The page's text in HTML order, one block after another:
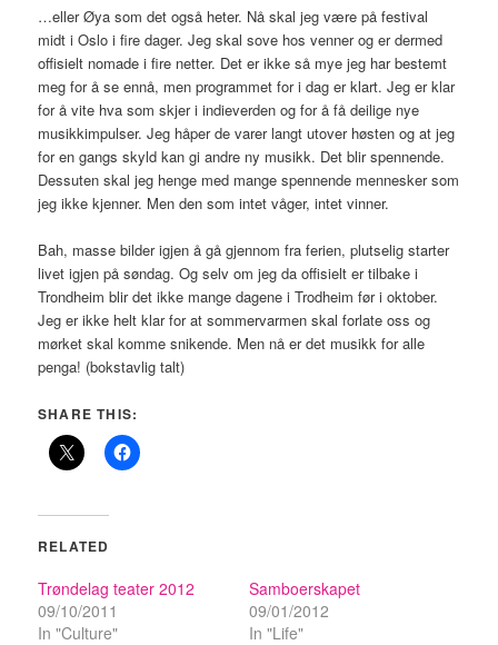
…eller Øya som det også heter. Nå skal jeg være på festival
midt i Oslo i fire dager. Jeg skal sove hos venner og er dermed
offisielt nomade i fire netter. Det er ikke så mye jeg har bestemt
meg for å se ennå, men programmet for i dag er klart. Jeg er klar
for å vite hva som skjer i indieverden og for å få deilige nye
musikkimpulser. Jeg håper de varer langt utover høsten og at jeg
for en gangs skyld kan gi andre ny musikk. Det blir spennende.
Dessuten skal jeg henge med mange spennende mennesker som
jeg ikke kjenner. Men den som intet våger, intet vinner.
Bah, masse bilder igjen å gå gjennom fra ferien, plutselig starter
livet igjen på søndag. Og selv om jeg da offisielt er tilbake i
Trondheim blir det ikke mange dagene i Trodheim før i oktober.
Jeg er ikke helt klar for at sommervarmen skal forlate oss og
mørket skal komme snikende. Men nå er det musikk for alle
penga! (bokstavlig talt)
SHARE THIS:
RELATED
Trøndelag teater 2012
09/10/2011
In "Culture"
Samboerskapet
09/01/2012
In "Life"